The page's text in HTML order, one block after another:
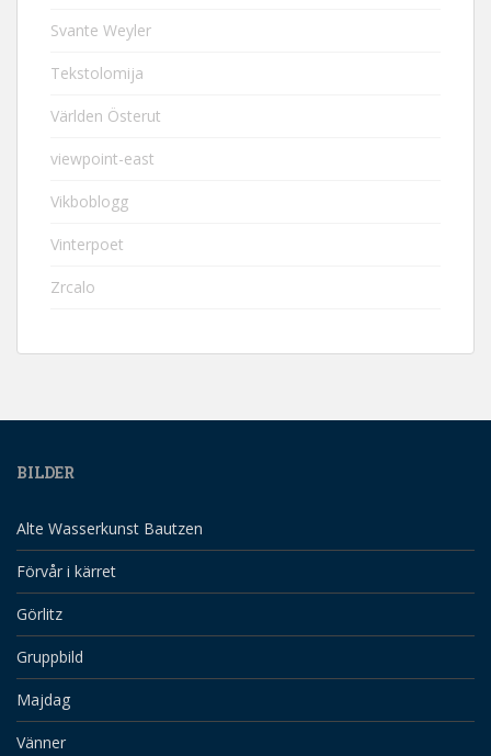
Svante Weyler
Tekstolomija
Världen Österut
viewpoint-east
Vikboblogg
Vinterpoet
Zrcalo
BILDER
Alte Wasserkunst Bautzen
Förvår i kärret
Görlitz
Gruppbild
Majdag
Vänner